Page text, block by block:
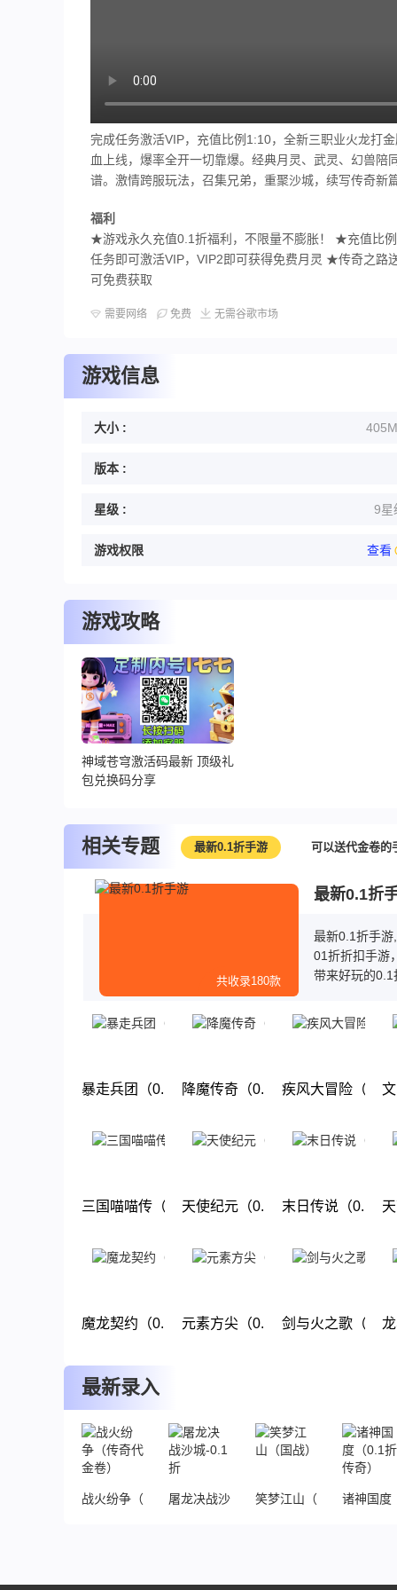
完成任务激活VIP，充值比例1:10，全新三职业火龙打
血上线，爆率全开一切靠爆。经典月灵、武灵、幻兽
谱。激情跨服玩法，召集兄弟，重聚沙城，续写传奇新
福利
★游戏永久充值0.1折福利，不限量不膨胀！ ★充值比
任务即可激活VIP，VIP2即可获得免费月灵 ★传奇之路
可免费获取
需要网络 免费 无需谷歌市场
游戏信息
大小 :
版本 :
星级 : 9星
游戏权限 查看
游戏攻略
神域苍穹激活码最新 顶级礼
包兑换码分享
相关专题 最新0.1折手游 可以送代金卷的
共收录180款
最新0.1折
最新0.1折手
01折折扣手游
带来好玩的
玩，赶快来下
暴走兵团（0.1折好礼）
下载
降魔传奇（0.1折狂飙打金）
下载
疾风大冒险（0.1
下载
三国喵喵传（0.1折回合）
下载
天使纪元（0.1折过年大麦）
下载
末日传说（0.1折
下载
魔龙契约（0.1折）元素方尖（0.1折送万抽闹元宵）
剑与火之歌（0.1
最新录入
战火纷争（传奇代金卷）屠龙决战沙城-0.1折笑梦江山（国战）诸神国度